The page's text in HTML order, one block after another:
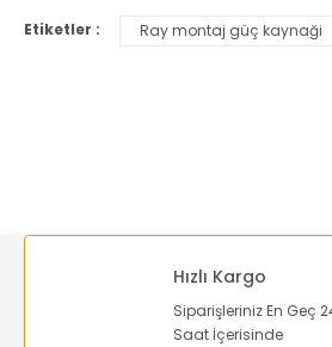
Ürün resmi kalitesiz, bozuk veya
Etiketler : Ray montaj güç kaynaği
Hızlı Kargo
Siparişleriniz En Geç
Saat İçerisinde